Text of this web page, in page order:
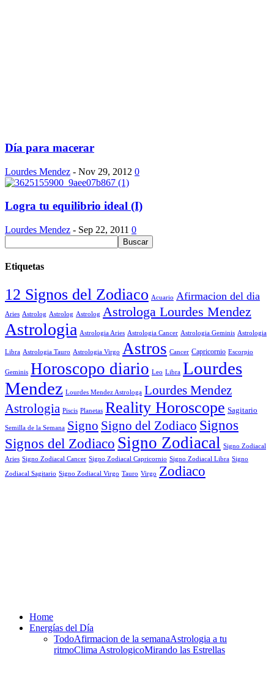
Día para macerar
Lourdes Mendez - Nov 29, 2012 0
Logra tu equilibrio ideal (I)
Lourdes Mendez - Sep 22, 2011 0
Etiquetas
12 Signos del Zodiaco Acuario Afirmacion del dia
Aries Astrolog Astrolog Astrolog Astrologa Lourdes Mendez
Astrologia Astrologia Aries Astrologia Cancer Astrologia Geminis Astrologia
Libra Astrologia Tauro Astrologia Virgo Astros Cancer Capricornio Escorpio
Geminis Horoscopo diario Leo Libra Lourdes
Mendez Lourdes Mendez Astrologa Lourdes Mendez
Astrologia Piscis Planetas Reality Horoscope Sagitario
Semilla de la Semana Signo Signo del Zodiaco Signos
Signos del Zodiaco Signo Zodiacal Signo Zodiacal
Aries Signo Zodiacal Cancer Signo Zodiacal Capricornio Signo Zodiacal Libra Signo
Zodiacal Sagitario Signo Zodiacal Virgo Tauro Virgo Zodiaco
Home
Energías del Día
TodoAfirmacion de la semanaAstrologia a tu
ritmoClima AstrologicoMirando las Estrellas